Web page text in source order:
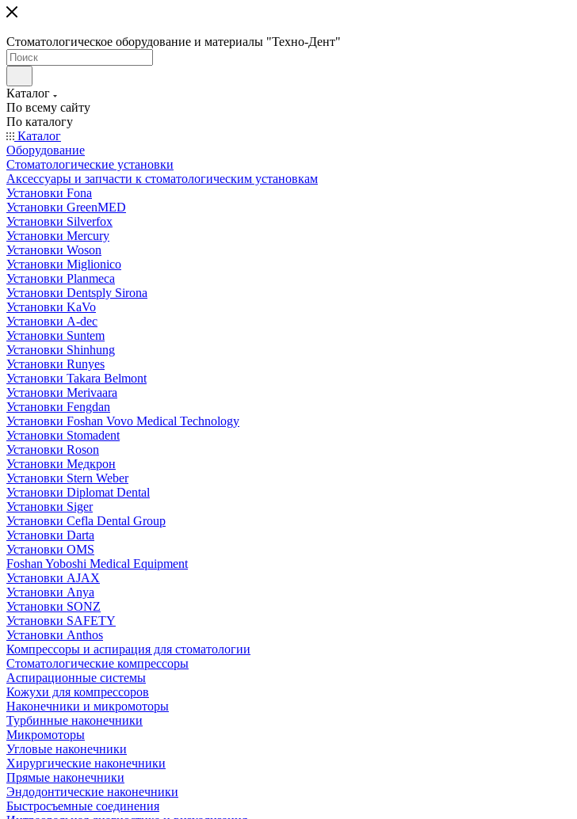
Стоматологическое оборудование и материалы "Техно-Дент"
Каталог
По всему сайту
По каталогу
Каталог
Оборудование
Стоматологические установки
Аксессуары и запчасти к стоматологическим установкам
Установки Fona
Установки GreenMED
Установки Silverfox
Установки Mercury
Установки Woson
Установки Miglionico
Установки Planmeca
Установки Dentsply Sirona
Установки KaVo
Установки A-dec
Установки Suntem
Установки Shinhung
Установки Runyes
Установки Takara Belmont
Установки Merivaara
Установки Fengdan
Установки Foshan Vovo Medical Technology
Установки Stomadent
Установки Roson
Установки Медкрон
Установки Stern Weber
Установки Diplomat Dental
Установки Siger
Установки Cefla Dental Group
Установки Darta
Установки OMS
Foshan Yoboshi Medical Equipment
Установки AJAX
Установки Anya
Установки SONZ
Установки SAFETY
Установки Anthos
Компрессоры и аспирация для стоматологии
Стоматологические компрессоры
Аспирационные системы
Кожухи для компрессоров
Наконечники и микромоторы
Турбинные наконечники
Микромоторы
Угловые наконечники
Хирургические наконечники
Прямые наконечники
Эндодонтические наконечники
Быстросъемные соединения